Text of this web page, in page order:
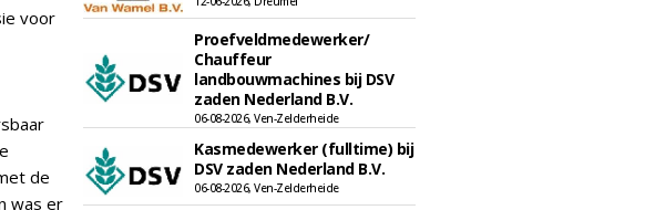
voor
de
was er
Proefveldmedewerker/
Chauffeur
landbouwmachines bij DSV
zaden Nederland B.V.
06-08-2026, Ven-Zelderheide
Kasmedewerker (fulltime) bij
DSV zaden Nederland B.V.
06-08-2026, Ven-Zelderheide